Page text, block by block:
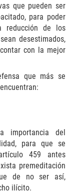
que pueden ser
para poder
reducción de los
desestimados,
con la mejor
que más se
importancia del
para que se
459 antes
premeditación
de no ser así,
ilícito.